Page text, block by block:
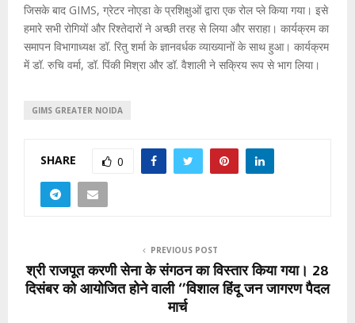
जिसके बाद GIMS, ग्रेटर नोएडा के प्रशिक्षुओं द्वारा एक रोल प्ले किया गया। इसे
हमारे सभी रोगियों और रिश्तेदारों ने अच्छी तरह से लिया और सराहा। कार्यक्रम का
समापन विभागाध्यक्ष डॉ. रितु शर्मा के ज्ञानवर्धक व्याख्यानों के साथ हुआ। कार्यक्रम
में डॉ. रुचि वर्मा, डॉ. पिंकी मिश्रा और डॉ. वैशाली ने सक्रिय रूप से भाग लिया।
GIMS GREATER NOIDA
SHARE 0
PREVIOUS POST
श्री राजपूत करणी सेना के संगठन का विस्तार किया गया। 28
दिसंबर को आयोजित होने वाली ‘’विशाल हिंदू जन जागरण पैदल
मार्च